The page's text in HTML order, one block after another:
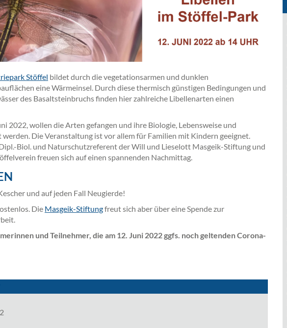
Stöffel bildet durch die vegetationsarmen und dunklen
eine Wärmeinsel. Durch diese thermisch günstigen Bedingungen und
des Basaltsteinbruchs finden hier zahlreiche Libellenarten einen
2022, wollen die Arten gefangen und ihre Biologie, Lebensweise und
Die Veranstaltung ist vor allem für Familien mit Kindern geeignet.
Biol. und Naturschutzreferent der Will und Lieselott Masgeik-Stiftung und
freuen sich auf einen spannenden Nachmittag.
und auf jeden Fall Neugierde!
Die Masgeik-Stiftungfreut sich aber über eine Spende zur
und Teilnehmer, die am 12. Juni 2022 ggfs. noch geltenden Corona-